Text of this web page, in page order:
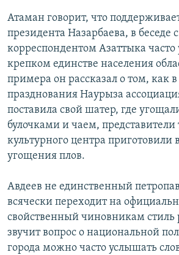
Атаман говорит, что
президента Назарбаева, в беседе с
корреспондентом Азаттыка
крепком единстве населения
примера он рассказал о том, как в
празднования Наурыза
поставила свой шатер, где
булочками и чаем,
культурного центра приготовили
угощения плов.
Авдеев не единственный
всячески переходит на
свойственный чиновникам стиль
звучит вопрос о национальной
города можно часто услышать